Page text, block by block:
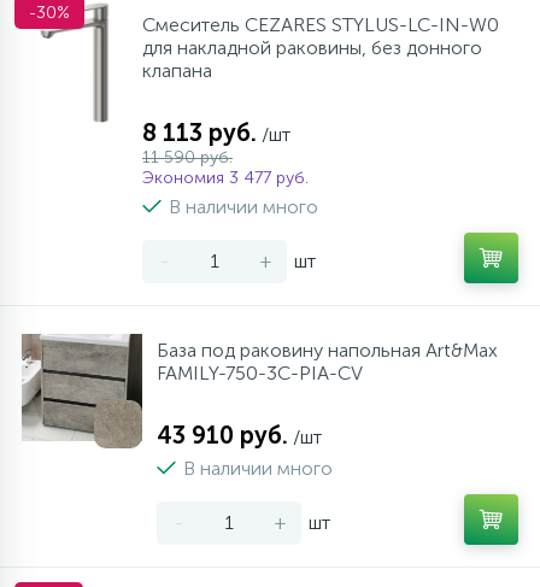
-30%
Смеситель CEZARES STYLUS-LC-IN-W0
для накладной раковины, без донного
клапана
8 113 руб. /шт
11 590 руб.
Экономия 3 477 руб.
В наличии много
- + шт
База под раковину напольная Art&Max
FAMILY-750-3C-PIA-CV
43 910 руб. /шт
В наличии много
- + шт